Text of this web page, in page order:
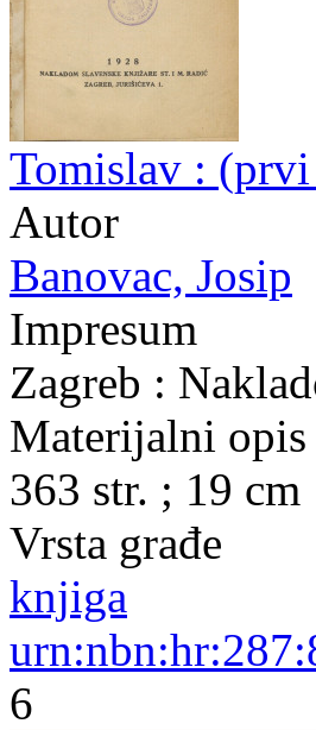
Tomislav :
Autor
Banovac, Josip
Impresum
Zagreb :
Materijalni opis
363 str. ; 19 cm
Vrsta građe
knjiga
6